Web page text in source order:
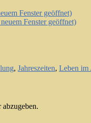
Fenster geöffnet)
Fenster geöffnet)
, Jahreszeiten, Leben im